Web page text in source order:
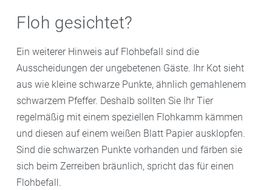
Floh gesichtet?
Ein weiterer Hinweis auf Flohbefall sind die
Ausscheidungen der ungebetenen Gäste. Ihr Kot sieht
aus wie kleine schwarze Punkte, ähnlich gemahlenem
schwarzem Pfeffer. Deshalb sollten Sie Ihr Tier
regelmäßig mit einem speziellen Flohkamm kämmen
und diesen auf einem weißen Blatt Papier ausklopfen.
Sind die schwarzen Punkte vorhanden und färben sie
sich beim Zerreiben bräunlich, spricht das für einen
Flohbefall.